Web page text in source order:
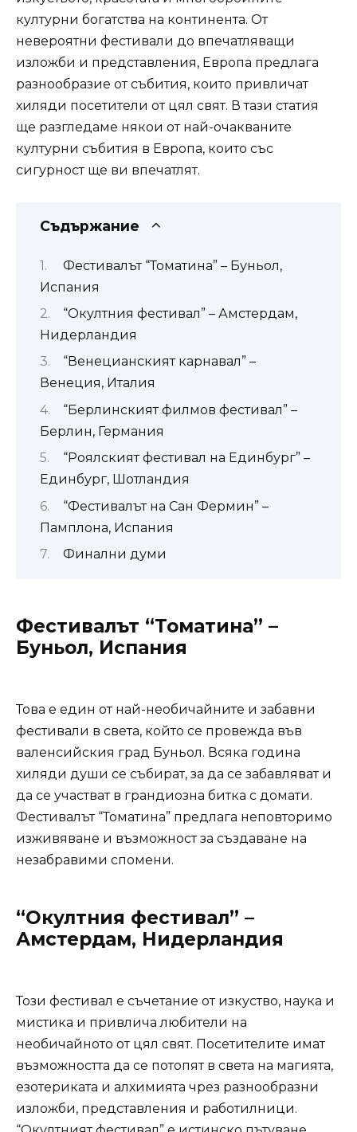
културни богатства на континента. От
невероятни фестивали до впечатляващи
изложби и представления, Европа предлага
разнообразие от събития, които привличат
хиляди посетители от цял свят. В тази статия
ще разгледаме някои от най-очакваните
културни събития в Европа, които със
сигурност ще ви впечатлят.
Съдържание
Фестивалът “Томатина” – Буньол,
Испания
“Окултния фестивал” – Амстердам,
Нидерландия
“Венецианският карнавал” –
Венеция, Италия
“Берлинският филмов фестивал” –
Берлин, Германия
“Роялският фестивал на Единбург” –
Единбург, Шотландия
“Фестивалът на Сан Фермин” –
Памплона, Испания
Финални думи
Фестивалът “Томатина” –
Буньол, Испания
Това е един от най-необичайните и забавни
фестивали в света, който се провежда във
валенсийския град Буньол. Всяка година
хиляди души се събират, за да се забавляват и
да се участват в грандиозна битка с домати.
Фестивалът “Томатина” предлага неповторимо
изживяване и възможност за създаване на
незабравими спомени.
“Окултния фестивал” –
Амстердам, Нидерландия
Този фестивал е съчетание от изкуство, наука и
мистика и привлича любители на
необичайното от цял свят. Посетителите имат
възможността да се потопят в света на магията,
езотериката и алхимията чрез разнообразни
изложби, представления и работилници.